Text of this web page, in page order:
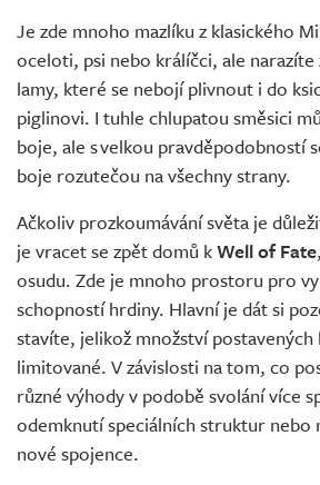
Je zde mnoho mazlíku z klasického
oceloti, psi nebo králíčci, ale narazíte
lamy, které se nebojí plivnout i do
piglinovi. I tuhle chlupatou směsici
boje, ale s velkou pravděpodobností
boje rozutečou na všechny strany.
Ačkoliv prozkoumávání světa je
je vracet se zpět domů kWell of Fate
osudu. Zde je mnoho prostoru pro
schopností hrdiny. Hlavní je dát si
stavíte, jelikož množství postavených
limitované. V závislosti na tom, co
různé výhody v podobě svolání více
odemknutí speciálních struktur nebo
nové spojence.